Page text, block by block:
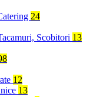
24
Scobitori 13
12
13